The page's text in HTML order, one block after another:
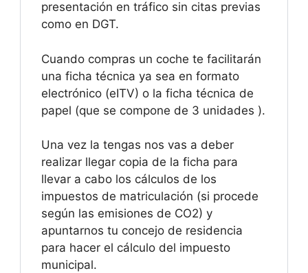
presentación en tráfico sin citas previas
como en DGT.
Cuando compras un coche te facilitarán
una ficha técnica ya sea en formato
electrónico (eITV) o la ficha técnica de
papel (que se compone de 3 unidades ).
Una vez la tengas nos vas a deber
realizar llegar copia de la ficha para
llevar a cabo los cálculos de los
impuestos de matriculación (si procede
según las emisiones de CO2) y
apuntarnos tu concejo de residencia
para hacer el cálculo del impuesto
municipal.